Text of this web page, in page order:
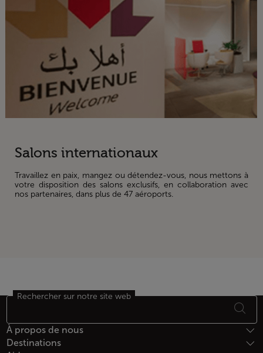
Salons internationaux
Travaillez en paix, mangez ou détendez-vous, nous mettons à
votre disposition des salons exclusifs, en collaboration avec
nos partenaires, dans plus de 47 aéroports.
Bas de page Plan du site
Rechercher sur notre site web
À propos de nous
Destinations